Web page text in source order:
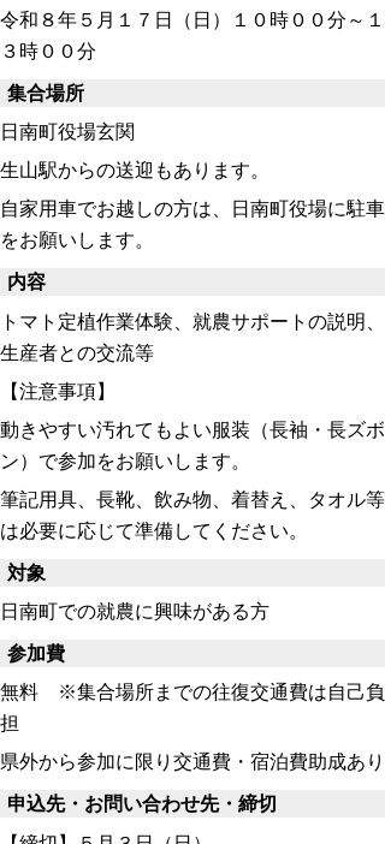
令和８年５月１７日（日）１０時００分～１
３時００分
集合場所
日南町役場玄関
生山駅からの送迎もあります。
自家用車でお越しの方は、日南町役場に駐車
をお願いします。
内容
トマト定植作業体験、就農サポートの説明、
生産者との交流等
【注意事項】
動きやすい汚れてもよい服装（長袖・長ズボ
ン）で参加をお願いします。
筆記用具、長靴、飲み物、着替え、タオル等
は必要に応じて準備してください。
対象
日南町での就農に興味がある方
参加費
無料 ※集合場所までの往復交通費は自己負
担
県外から参加に限り交通費・宿泊費助成あり
申込先・お問い合わせ先・締切